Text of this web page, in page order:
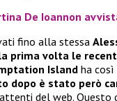
De Ioannon
fino alla stessa
prima volta le
Islandha
dopo è stato però
del web. Questo